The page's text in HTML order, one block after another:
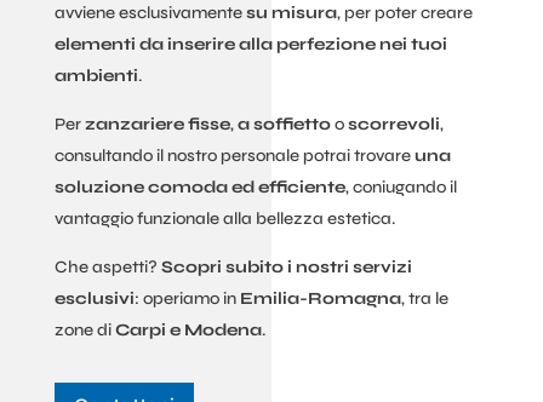
avviene esclusivamentesu misura, per poter creare
elementi da inserire alla perfezione nei tuoi
ambienti.
Perzanzarierefisse,asoffiettooscorrevoli,
consultando il nostro personale potrai trovareuna
soluzione comoda ed efficiente, coniugando il
vantaggio funzionale alla bellezza estetica.
Che aspetti? Scopri subito i nostri servizi
esclusivi: operiamo in Emilia-Romagna, tra le
zone diCarpi e Modena.